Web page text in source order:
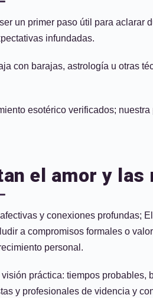
un primer paso útil para aclarar
infundadas.
con barajas, astrología u otras
esotérico verificados;
el amor y las
y conexiones profundas;
a compromisos formales o
personal.
práctica: tiempos
y profesionales de videncia y